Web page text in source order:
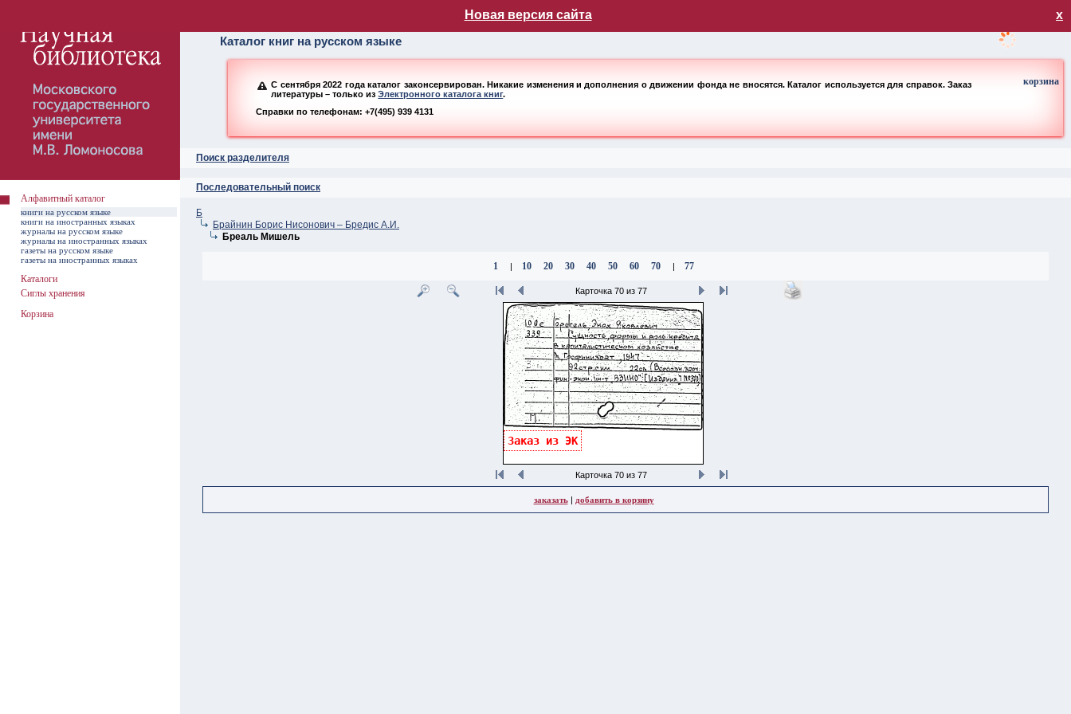
Новая версия сайта х
Каталог книг на русском языке
С сентября 2022 года каталог законсервирован. Никакие изменения и дополнения о движении фонда не вносятся. Каталог используется для справок. Заказ
литературы – только изЭлектронного каталога книг.
Справки по телефонам: +7(495) 939 4131
Поиск разделителя
Последовательный поиск
корзина
Б
Брайнин Борис Нисонович – Бредис А.И.
Бреаль Мишель
1 | 10 20 30 40 50 60 70 | 77
Карточка 70 из 77
Заказ из ЭК
Карточка 70 из 77
заказать| добавить в корзину
Алфавитный каталог
книги на русском языке
книги на иностранных языках
журналы на русском языке
журналы на иностранных языках
газеты на русском языке
газеты на иностранных языках
Каталоги
Сиглы хранения
Корзина